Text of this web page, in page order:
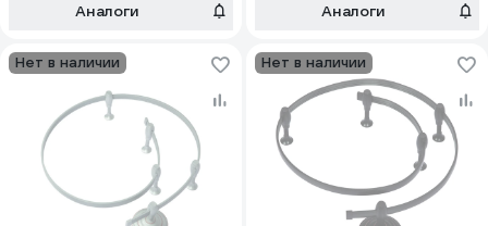
Аналоги Аналоги
Нет в наличии Нет в наличии